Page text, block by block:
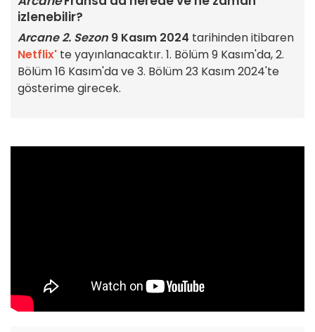
izlenebilir?
Arcane 2. Sezon 9 Kasım 2024 tarihinden itibaren
Netflix' te yayınlanacaktır. 1. Bölüm 9 Kasım'da, 2.
Bölüm 16 Kasım'da ve 3. Bölüm 23 Kasım 2024'te
gösterime girecek.